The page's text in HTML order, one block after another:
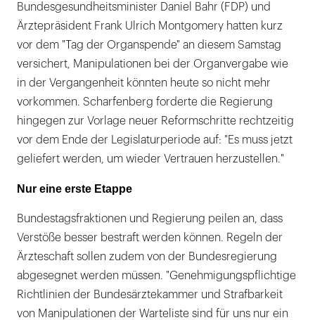
Bundesgesundheitsminister Daniel Bahr (FDP) und
Ärztepräsident Frank Ulrich Montgomery hatten kurz
vor dem "Tag der Organspende" an diesem Samstag
versichert, Manipulationen bei der Organvergabe wie
in der Vergangenheit könnten heute so nicht mehr
vorkommen. Scharfenberg forderte die Regierung
hingegen zur Vorlage neuer Reformschritte rechtzeitig
vor dem Ende der Legislaturperiode auf: "Es muss jetzt
geliefert werden, um wieder Vertrauen herzustellen."
Nur eine erste Etappe
Bundestagsfraktionen und Regierung peilen an, dass
Verstöße besser bestraft werden können. Regeln der
Ärzteschaft sollen zudem von der Bundesregierung
abgesegnet werden müssen. "Genehmigungspflichtige
Richtlinien der Bundesärztekammer und Strafbarkeit
von Manipulationen der Warteliste sind für uns nur ein